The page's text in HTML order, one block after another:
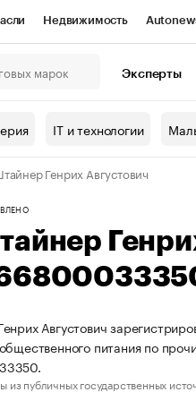
Недвижимость
Проверка контрагентов
Эксперты
IT и технологии
Генрих Августович
Августович
питания по
из публичных государственных